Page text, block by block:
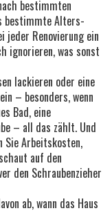
bestimmten
bestimmte Alters-
Renovierung ein
ignorieren, was sonst
lackieren oder eine
– besonders, wenn
Bad, eine
– all das zählt. Und
Sie Arbeitskosten,
auf den
den Schraubenzieher
ab, wann das Haus